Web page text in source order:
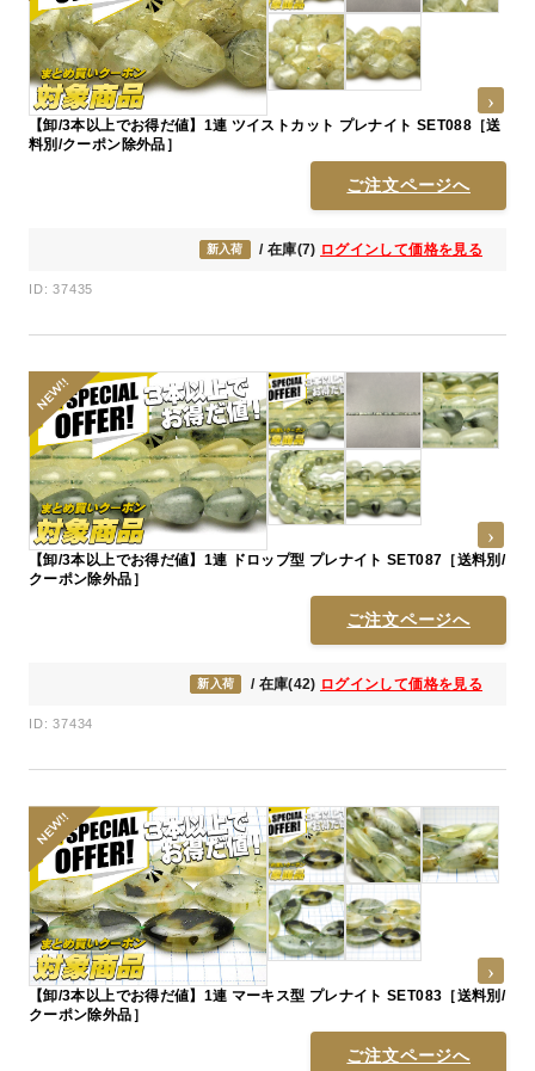
【卸/3本以上でお得だ値】1連 ツイストカット プレナイト SET088［送
料別/クーポン除外品］
ご注文ページへ
新入荷 / 在庫(7) ログインして価格を見る
ID: 37435
【卸/3本以上でお得だ値】1連 ドロップ型 プレナイト SET087［送料別/
クーポン除外品］
ご注文ページへ
新入荷 / 在庫(42) ログインして価格を見る
ID: 37434
【卸/3本以上でお得だ値】1連 マーキス型 プレナイト SET083［送料別/
クーポン除外品］
ご注文ページへ